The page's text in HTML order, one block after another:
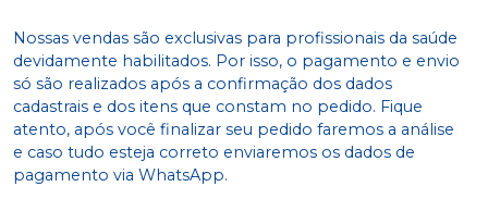
Nossas vendas são exclusivas para profissionais da saúde
devidamente habilitados. Por isso, o pagamento e envio
só são realizados após a confirmação dos dados
cadastrais e dos itens que constam no pedido. Fique
atento, após você finalizar seu pedido faremos a análise
e caso tudo esteja correto enviaremos os dados de
pagamento via WhatsApp.